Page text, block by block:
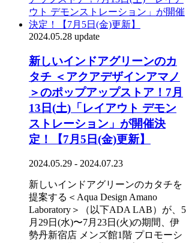
2024.05.28 update
新しいインドアグリーンのカ
タチ ＜アクアデザインアマノ
＞のポップアップストア！7月
13日(土)「レイアウト デモン
ストレーション」が開催決
定！【7月5日(金)更新】
2024.05.29 - 2024.07.23
新しいインドアグリーンのカタチを
提案する＜Aqua Design Amano
Laboratory＞（以下ADA LAB）が、5
月29日(水)〜7月23日(火)の期間、伊
勢丹新宿店 メンズ館1階 プロモーシ